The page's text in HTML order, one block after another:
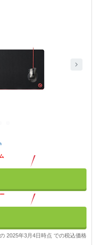
2025年3月4日時点 での税込価格